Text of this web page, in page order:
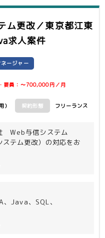
ム更改／東京都江東
求人案件
ージャー
要員：〜700,000円／月
） 契約形態 フリーランス
Web与信システム
ステム更改）の対応をお
、Java、SQL、